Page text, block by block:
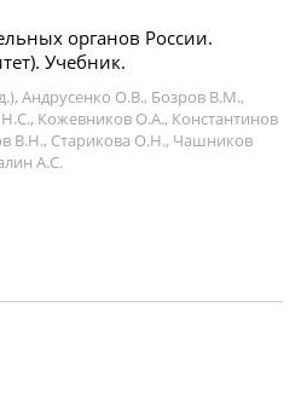
органов России.
Учебник.
Андрусенко О.В., Бозров В.М.,
Кожевников О.А., Константинов
В.Н., Старикова О.Н., Чашников
А.С.